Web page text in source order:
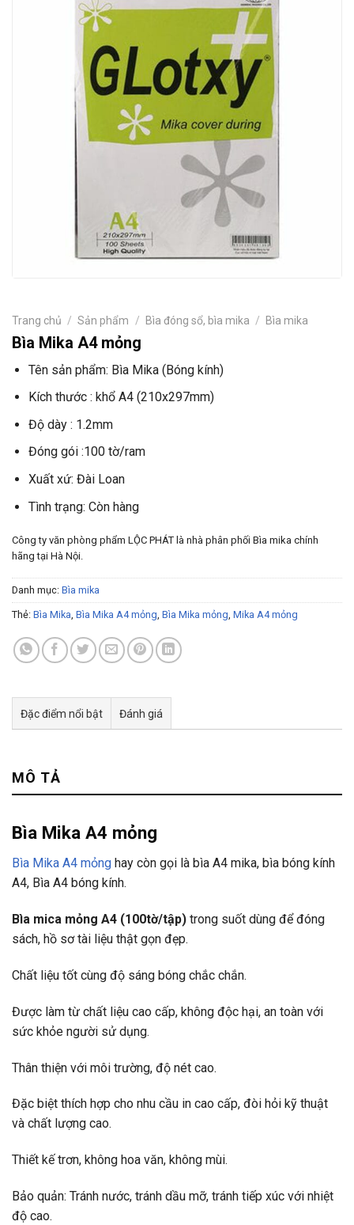
Trang chủ / Sản phẩm / Bìa đóng sổ, bìa mika / Bìa mika
Bìa Mika A4 mỏng
Tên sản phẩm: Bìa Mika (Bóng kính)
Kích thước : khổ A4 (210x297mm)
Độ dày : 1.2mm
Đóng gói :100 tờ/ram
Xuất xứ: Đài Loan
Tình trạng: Còn hàng
Công ty văn phòng phẩm LỘC PHÁT là nhà phân phối Bìa mika chính
hãng tại Hà Nội.
Danh mục: Bìa mika
Thẻ: Bìa Mika, Bìa Mika A4 mỏng, Bìa Mika mỏng, Mika A4 mỏng
Đặc điểm nổi bật Đánh giá
MÔ TẢ
Bìa Mika A4 mỏng
Bìa Mika A4 mỏng hay còn gọi là bìa A4 mika, bìa bóng kính
A4, Bìa A4 bóng kính.
Bìa mica mỏng A4 (100tờ/tập) trong suốt dùng để đóng
sách, hồ sơ tài liệu thật gọn đẹp.
Chất liệu tốt cùng độ sáng bóng chắc chắn.
Được làm từ chất liệu cao cấp, không độc hại, an toàn với
sức khỏe người sử dụng.
Thân thiện với môi trường, độ nét cao.
Đặc biệt thích hợp cho nhu cầu in cao cấp, đòi hỏi kỹ thuật
và chất lượng cao.
Thiết kế trơn, không hoa văn, không mùi.
Bảo quản: Tránh nước, tránh dầu mỡ, tránh tiếp xúc với nhiệt
độ cao.